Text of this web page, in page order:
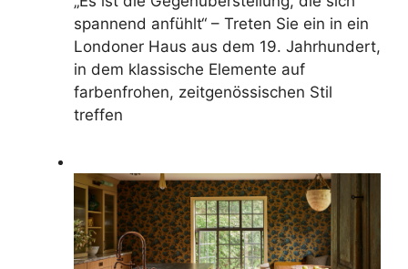
spannend anfühlt“ – Treten Sie ein in ein
Londoner Haus aus dem 19. Jahrhundert,
in dem klassische Elemente auf
farbenfrohen, zeitgenössischen Stil
treffen